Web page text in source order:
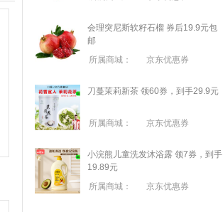
会理突尼斯软籽石榴 券后19.9元包
邮
所属商城：
京东优惠券
刀蔓茉莉新茶 领60券，到手29.9元
所属商城： 京东优惠券
小浣熊儿童洗发沐浴露 领7券，到手
19.89元
所属商城：
京东优惠券